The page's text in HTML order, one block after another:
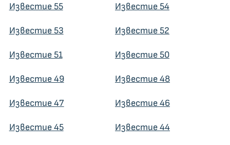
Известие 55 Известие 54
Известие 53 Известие 52
Известие 51 Известие 50
Известие 49 Известие 48
Известие 47 Известие 46
Известие 45 Известие 44